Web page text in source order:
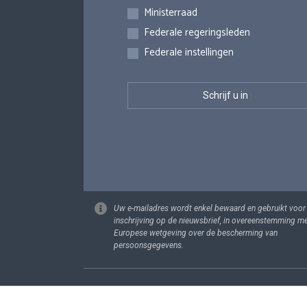
Inschrijvingen
Ministerraad
Federale regeringsleden
Federale instellingen
Uw e-mailadres wordt enkel bewaard en gebruikt voor
inschrijving op de nieuwsbrief, in overeenstemming
Europese wetgeving over de bescherming van
persoonsgegevens.
Footer